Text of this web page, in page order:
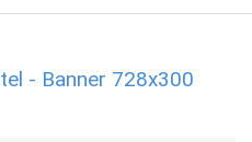
- Banner 728x300